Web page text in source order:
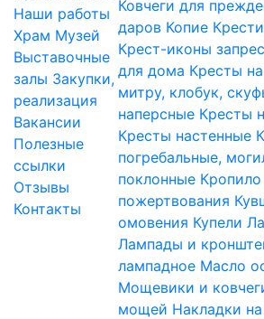
Наши работы
Храм Музей
Выставочные
залы Закупки,
реализация
Вакансии
Полезные
ссылки
Отзывы
Контакты
Ковчеги для
даров Копие
Крест-иконы
для дома Кресты
митру, клобук,
наперсные Кресты
Кресты настенные
погребальные,
поклонные Кропило
пожертвования
омовения Купели
Лампады и
лампадное Масло
Мощевики и
мощей Накладки